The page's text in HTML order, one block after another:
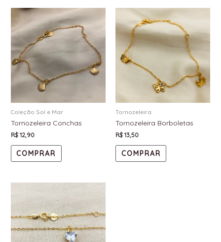
Coleção Sol e Mar
Tornozeleira Conchas
R$12,90
COMPRAR
Tornozeleira
Tornozeleira Borboletas
R$13,50
COMPRAR